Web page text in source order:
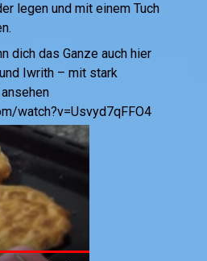
legen und mit einem Tuch
dich das Ganze auch hier
Iwrith – mit stark
watch?v=Usvyd7qFFO4